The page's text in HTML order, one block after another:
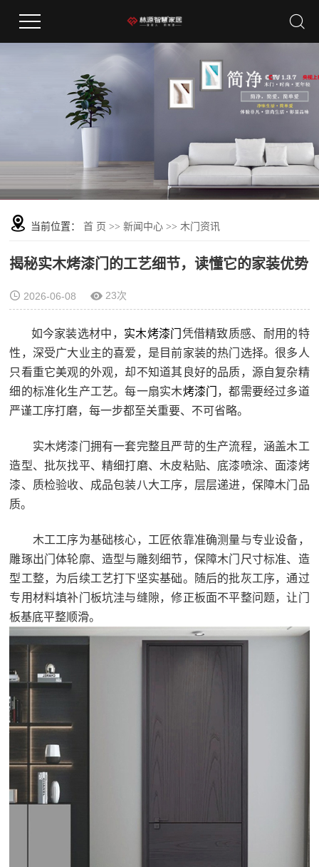
当前位置： 首 页 >>新闻中心 >>木门资讯
揭秘实木烤漆门的工艺细节，读懂它的家装优势
2026-06-08 23次
如今家装选材中， 实木烤漆门 凭借精致质感、耐用的特
性，深受广大业主的喜爱，是目前家装的热门选择。很多人
只看重它美观的外观，却不知道其良好的品质，源自复杂精
细的标准化生产工艺。每一扇实木烤漆门
，都需要经过多道
严谨工序打磨，每一步都至关重要、不可省略。
实木烤漆门拥有一套完整且严苛的生产流程，涵盖木工
造型、批灰找平、精细打磨、木皮粘贴、底漆喷涂、面漆烤
漆、质检验收、成品包装八大工序，层层递进，保障木门品
质。
木工工序为基础核心，工匠依靠准确测量与专业设备，
雕琢出门体轮廓、造型与雕刻细节，保障木门尺寸标准、造
型工整，为后续工艺打下坚实基础。随后的批灰工序，通过
专用材料填补门板坑洼与缝隙，修正板面不平整问题，让门
板基底平整顺滑。